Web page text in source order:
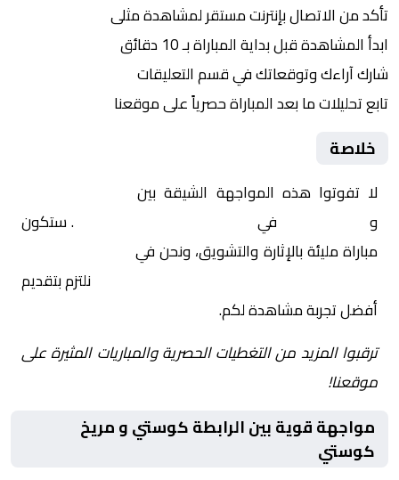
تأكد من الاتصال بإنترنت مستقر لمشاهدة مثلى
ابدأ المشاهدة قبل بداية المباراة بـ 10 دقائق
شارك آراءك وتوقعاتك في قسم التعليقات
تابع تحليلات ما بعد المباراة حصرياً على موقعنا
خلاصة
لا تفوتوا هذه المواجهة الشيقة بين
و
في
. ستكون
مباراة مليئة بالإثارة والتشويق، ونحن في
نلتزم بتقديم
أفضل تجربة مشاهدة لكم.
ترقبوا المزيد من التغطيات الحصرية والمباريات المثيرة على
موقعنا!
مواجهة قوية بين الرابطة كوستي و مريخ
كوستي